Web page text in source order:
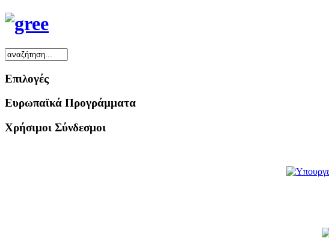
Επιλογές
Ευρωπαϊκά Προγράμματα
Χρήσιμοι Σύνδεσμοι